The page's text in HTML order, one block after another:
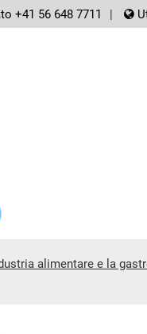
+41 56 648 7711
alimentare e la